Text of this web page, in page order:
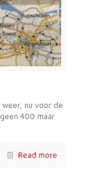
nu voor de
400 maar
Read more